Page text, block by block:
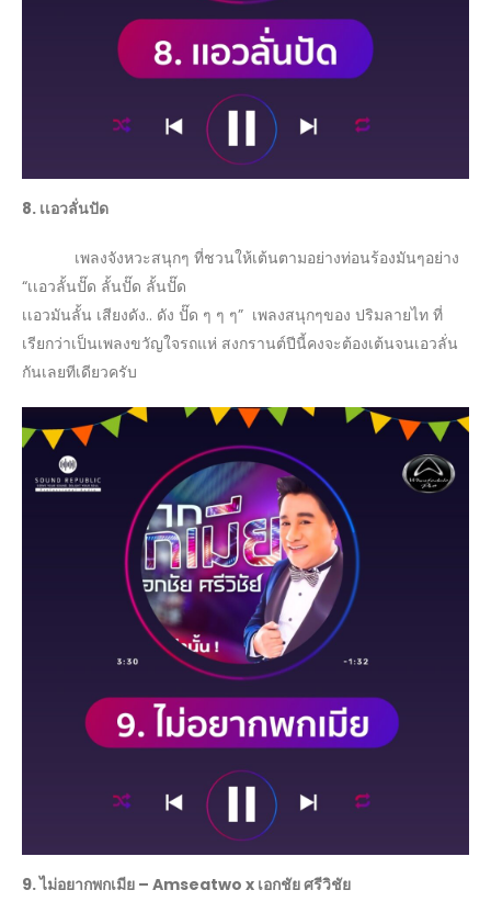
8. เเอวลั่นปัด
เพลงจังหวะสนุกๆ ที่ชวนให้เต้นตามอย่างท่อนร้องมันๆอย่าง
“เเอวลั้นปั๊ด ลั้นปั๊ด ลั้นปั๊ด
เเอวมันลั้น เสียงดัง.. ดัง ปั๊ด ๆ ๆ ๆ” เพลงสนุกๆของ ปริมลายไท ที่
เรียกว่าเป็นเพลงขวัญใจรถแห่ สงกรานต์ปีนี้คงจะต้องเต้นจนเอวลั่น
กันเลยทีเดียวครับ
9. ไม่อยากพกเมีย – Amseatwo x เอกชัย ศรีวิชัย